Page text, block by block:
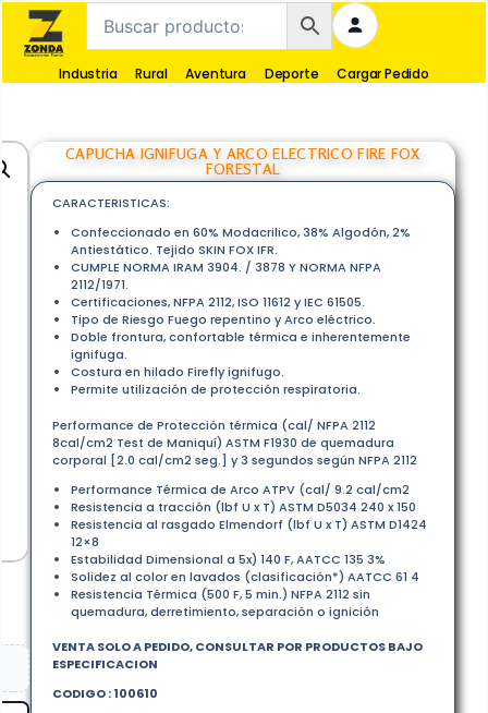
Industria Rural Aventura Deporte Cargar Pedido
CAPUCHA IGNIFUGA Y ARCO ELECTRICO FIRE FOX
FORESTAL
CARACTERISTICAS:
Confeccionado en 60% Modacrilico, 38% Algodón, 2%
Antiestático. Tejido SKIN FOX IFR.
CUMPLE NORMA IRAM 3904. / 3878 Y NORMA NFPA
2112/1971.
Certificaciones, NFPA 2112, ISO 11612 y IEC 61505.
Tipo de Riesgo Fuego repentino y Arco eléctrico.
Doble frontura, confortable térmica e inherentemente
ignifuga.
Costura en hilado Firefly ignifugo.
Permite utilización de protección respiratoria.
Performance de Protección térmica (cal/ NFPA 2112
8cal/cm2 Test de Maniquí) ASTM F1930 de quemadura
corporal [2.0 cal/cm2 seg.] y 3 segundos según NFPA 2112
Performance Térmica de Arco ATPV (cal/ 9.2 cal/cm2
Resistencia a tracción (lbf U x T) ASTM D5034 240 x 150
Resistencia al rasgado Elmendorf (lbf U x T) ASTM D1424
12×8
Estabilidad Dimensional a 5x) 140 F, AATCC 135 3%
Solidez al color en lavados (clasificación*) AATCC 61 4
Resistencia Térmica (500 F, 5 min.) NFPA 2112 sin
quemadura, derretimiento, separación o ignición
VENTA SOLO A PEDIDO, CONSULTAR POR PRODUCTOS BAJO
ESPECIFICACION
CODIGO : 100610